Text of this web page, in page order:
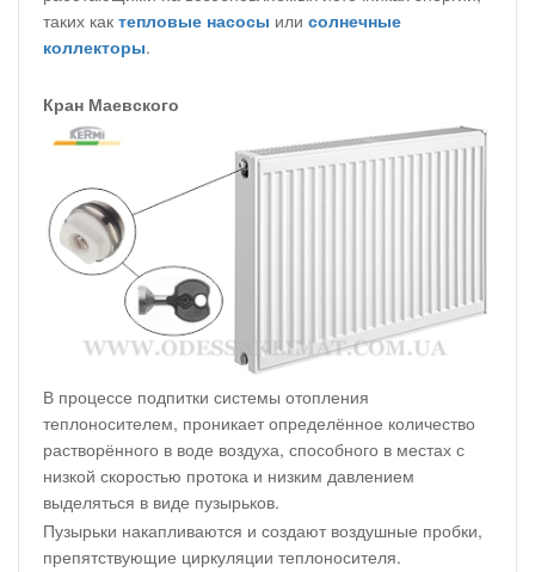
таких как тепловые насосы или солнечные
коллекторы.
Кран Маевского
В процессе подпитки системы отопления
теплоносителем, проникает определённое количество
растворённого в воде воздуха, способного в местах с
низкой скоростью протока и низким давлением
выделяться в виде пузырьков.
Пузырьки накапливаются и создают воздушные пробки,
препятствующие циркуляции теплоносителя.